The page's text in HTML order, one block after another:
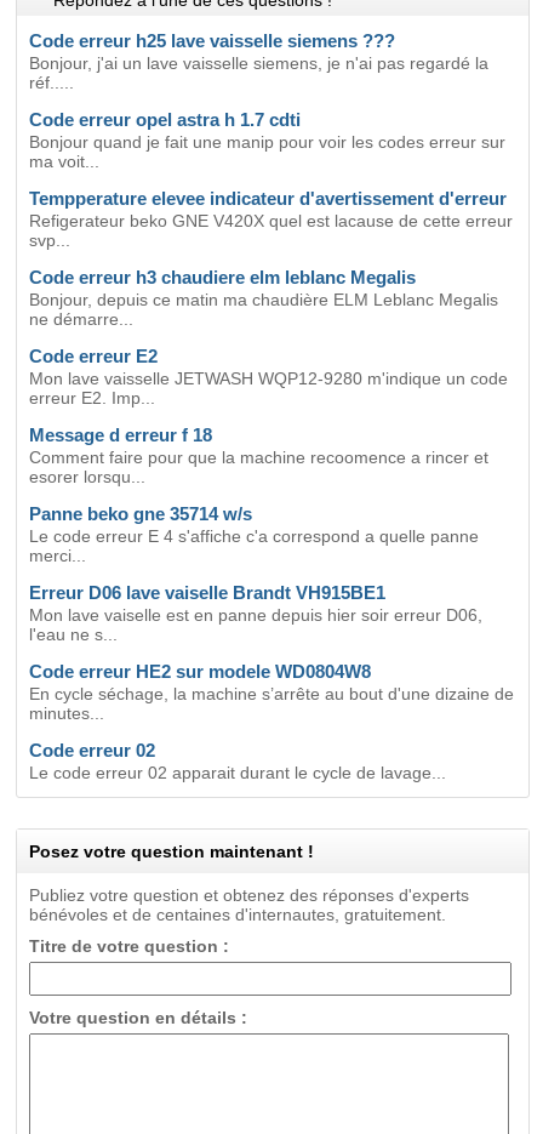
Code erreur h25 lave vaisselle siemens ???
Bonjour, j'ai un lave vaisselle siemens, je n'ai pas regardé la
réf.....
Code erreur opel astra h 1.7 cdti
Bonjour quand je fait une manip pour voir les codes erreur sur
ma voit...
Tempperature elevee indicateur d'avertissement d'erreur
Refigerateur beko GNE V420X quel est lacause de cette erreur
svp...
Code erreur h3 chaudiere elm leblanc Megalis
Bonjour, depuis ce matin ma chaudière ELM Leblanc Megalis
ne démarre...
Code erreur E2
Mon lave vaisselle JETWASH WQP12-9280 m'indique un code
erreur E2. Imp...
Message d erreur f 18
Comment faire pour que la machine recoomence a rincer et
esorer lorsqu...
Panne beko gne 35714 w/s
Le code erreur E 4 s'affiche c'a correspond a quelle panne
merci...
Erreur D06 lave vaiselle Brandt VH915BE1
Mon lave vaiselle est en panne depuis hier soir erreur D06,
l'eau ne s...
Code erreur HE2 sur modele WD0804W8
En cycle séchage, la machine s’arrête au bout d'une dizaine de
minutes...
Code erreur 02
Le code erreur 02 apparait durant le cycle de lavage...
Posez votre question maintenant !
Publiez votre question et obtenez des réponses d'experts
bénévoles et de centaines d'internautes, gratuitement.
Titre de votre question :
Votre question en détails :